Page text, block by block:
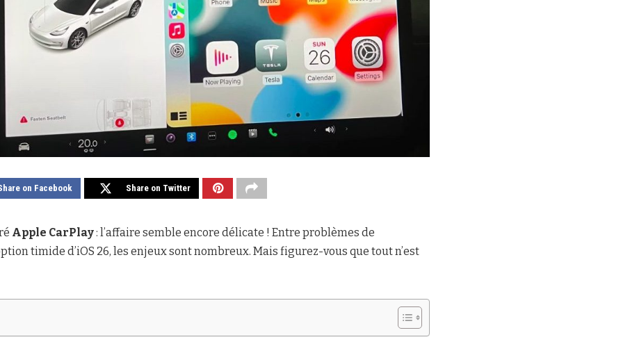
on Facebook Share on Twitter
Apple CarPlay: l’affaire semble encore délicate ! Entre problèmes de
timide d’iOS 26, les enjeux sont nombreux. Mais figurez-vous que tout n’est